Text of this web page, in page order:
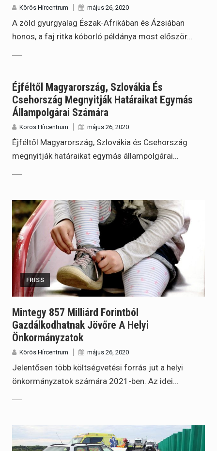
Körös Hírcentrum május 26, 2020
A zöld gyurgyalag Észak-Afrikában és Ázsiában
honos, a faj ritka kóborló példánya most először…
Éjféltől Magyarország, Szlovákia És
Csehország Megnyitják Határaikat Egymás
Állampolgárai Számára
Körös Hírcentrum május 26, 2020
Éjféltől Magyarország, Szlovákia és Csehország
megnyitják határaikat egymás állampolgárai…
FRISS
Mintegy 857 Milliárd Forintból
Gazdálkodhatnak Jövőre A Helyi
Önkormányzatok
Körös Hírcentrum május 26, 2020
Jelentősen több költségvetési forrás jut a helyi
önkormányzatok számára 2021-ben. Az idei…